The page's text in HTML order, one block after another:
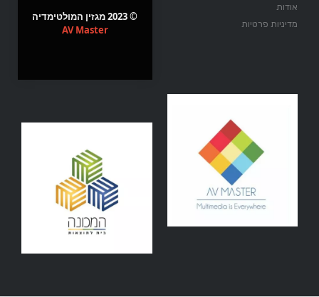
אודות
מדיניות פרטיות
© 2023 מגזין המולטימדיה
AV Master